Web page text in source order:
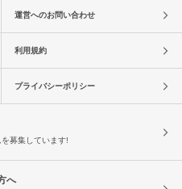
運営へのお問い合わせ
利用規約
プライバシーポリシー
募集しています!
へ